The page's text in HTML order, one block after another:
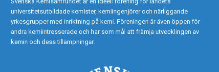
universitetsutbildade kemister, kemiingenjörer och närliggande
yrkesgrupper med inriktning på kemi. Föreningen är även öppen för
andra kemiintresserade och har som mål att främja utvecklingen av
kemin och dess tillämpningar.